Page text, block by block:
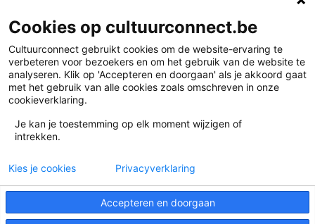
Cultuurconnect
www.cultuurconnect.be
Cookies op cultuurconnect.be
Cultuurconnect gebruikt cookies om de website-ervaring te
verbeteren voor bezoekers en om het gebruik van de website te
analyseren. Klik op 'Accepteren en doorgaan' als je akkoord gaat
met het gebruik van alle cookies zoals omschreven in onze
cookieverklaring.
Je kan je toestemming op elk moment wijzigen of
intrekken.
Accepteren en doorgaan
Kies je cookies Privacyverklaring